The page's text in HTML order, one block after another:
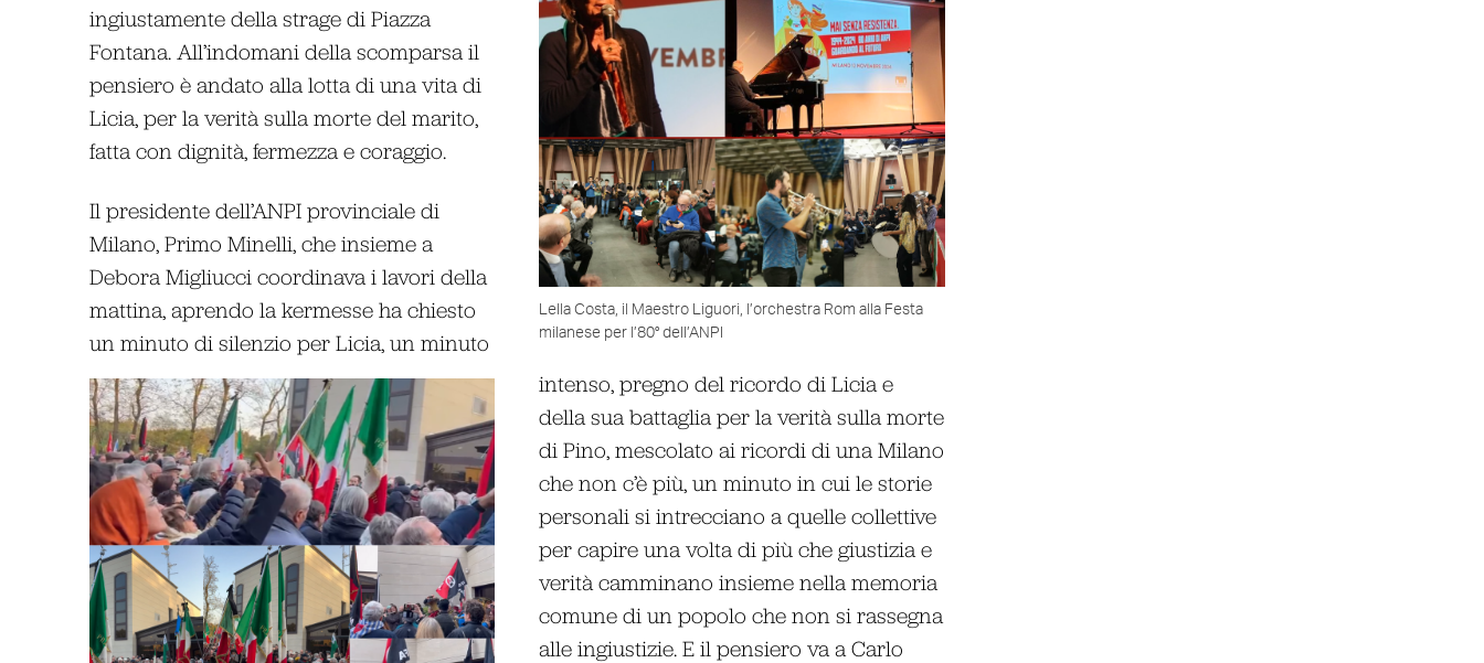
Lella Costa, il Maestro Liguori, l’orchestra Rom alla Festa
milanese per l’80° dell’ANPI
ingiustamente della strage di Piazza
Fontana. All’indomani della scomparsa il
pensiero è andato alla lotta di una vita di
Licia, per la verità sulla morte del marito,
fatta con dignità, fermezza e coraggio.
Il presidente dell’ANPI provinciale di
Milano, Primo Minelli, che insieme a
Debora Migliucci coordinava i lavori della
mattina, aprendo la kermesse ha chiesto
un minuto di silenzio per Licia, un minuto
intenso, pregno del ricordo di Licia e
della sua battaglia per la verità sulla morte
di Pino, mescolato ai ricordi di una Milano
che non c’è più, un minuto in cui le storie
personali si intrecciano a quelle collettive
per capire una volta di più che giustizia e
verità camminano insieme nella memoria
comune di un popolo che non si rassegna
alle ingiustizie. E il pensiero va a Carlo